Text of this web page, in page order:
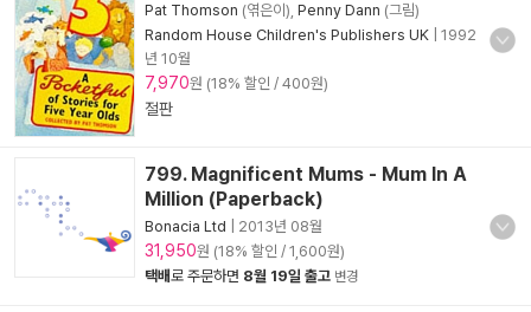
Pat Thomson (엮은이), Penny Dann (그림)
Random House Children's Publishers UK
1992
년 10월
7,970원 (18% 할인 / 400원)
절판
799. Magnificent Mums - Mum In A
Million (Paperback)
Bonacia Ltd 2013년 08월
31,950원 (18% 할인 / 1,600원)
택배로 주문하면 8월 19일 출고 변경